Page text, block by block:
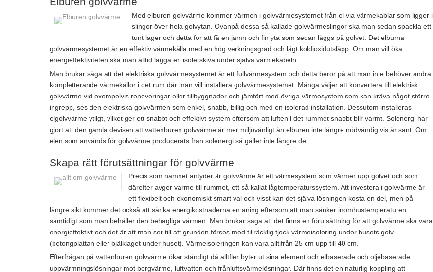
Med elburen golvvärme kommer värmen i golvvärmesystemet från el via värmekablar som ligger i
slingor över hela golvytan. Ovanpå dessa så kallade golvvärmeslingor ska man sedan spackla ett
tunt lager och detta för att få en jämn och fin yta som sedan läggs på golvet. Det elburna
golvvärmesystemet är en effektiv värmekälla med en hög verkningsgrad och lågt koldioxidutsläpp. Om man vill öka
energieffektiviteten ska man alltid lägga en isolerskiva under själva värmekabeln.
Man brukar säga att det elektriska golvvärmesystemet är ett fullvärmesystem och detta beror på att man inte behöver andra
kompletterande värmekällor i det rum där man vill installera golvvärmesystemet. Många väljer att konvertera till elektrisk
golvvärme vid exempelvis renoveringar eller tillbyggnader och jämfört med övriga värmesystem som kan kräva något större
ingrepp, ses den elektriska golvvärmen som enkel, snabb, billig och med en isolerad installation. Dessutom installeras
elgolvvärme ytligt, vilket ger ett snabbt och effektivt system eftersom att luften i det rummet snabbt blir varmt. Solenergi har
gjort att den gamla devisen att vattenburen golvvärme är mer miljövänligt än elburen inte längre nödvändigtvis är sant. Om
elen som används för golvvärme producerats från solenergi så gäller inte längre det.
Skapa rätt förutsättningar för golvvärme
Precis som namnet antyder är golvvärme är ett värmesystem som värmer upp golvet och som
därefter avger värme till rummet, ett så kallat lågtemperaturssystem. Att investera i golvvärme är
ett flexibelt och ekonomiskt smart val och visst kan det själva lösningen kosta en del, men på
längre sikt kommer det också att sänka energikostnaderna en aning eftersom att man sänker inomhustemperaturen
samtidigt som man behåller den behagliga värmen. Man brukar säga att det finns en förutsättning för att golvvärme ska vara
energieffektivt och det är att man ser till att grunden förses med tillräcklig tjock värmeisolering under husets golv
(betongplattan eller bjälklaget under huset). Värmeisoleringen kan vara alltifrån 25 cm upp till 40 cm.
Efterfrågan på vattenburen golvvärme ökar ständigt då alltfler byter ut sina element och elbaserade och oljebaserade
uppvärmningslösningar mot bergvärme, luftvatten och frånluftsvärmelösningar. Där finns det en naturlig koppling att